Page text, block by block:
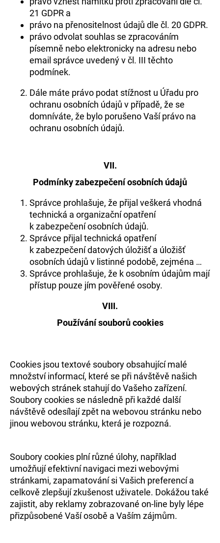
21 GDPR a
právo na přenositelnost údajů dle čl. 20 GDPR.
právo odvolat souhlas se zpracováním
písemně nebo elektronicky na adresu nebo
email správce uvedený v čl. III těchto
podmínek.
Dále máte právo podat stížnost u Úřadu pro
ochranu osobních údajů v případě, že se
domníváte, že bylo porušeno Vaší právo na
ochranu osobních údajů.
VII.
Podmínky zabezpečení osobních údajů
Správce prohlašuje, že přijal veškerá vhodná
technická a organizační opatření
k zabezpečení osobních údajů.
Správce přijal technická opatření
k zabezpečení datových úložišť a úložišť
osobních údajů v listinné podobě, zejména …
Správce prohlašuje, že k osobním údajům mají
přístup pouze jím pověřené osoby.
VIII.
Používání souborů cookies
Cookies jsou textové soubory obsahující malé
množství informací, které se při návštěvě našich
webových stránek stahují do Vašeho zařízení.
Soubory cookies se následně při každé další
návštěvě odesílají zpět na webovou stránku nebo
jinou webovou stránku, která je rozpozná.
Soubory cookies plní různé úlohy, například
umožňují efektivní navigaci mezi webovými
stránkami, zapamatování si Vašich preferencí a
celkově zlepšují zkušenost uživatele. Dokážou také
zajistit, aby reklamy zobrazované on-line byly lépe
přizpůsobené Vaší osobě a Vaším zájmům.